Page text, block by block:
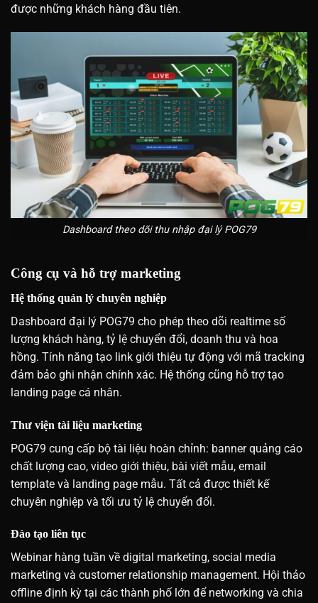
được những khách hàng đầu tiên.
Dashboard theo dõi thu nhập đại lý POG79
Công cụ và hỗ trợ marketing
Hệ thống quản lý chuyên nghiệp
Dashboard đại lý POG79 cho phép theo dõi realtime số
lượng khách hàng, tỷ lệ chuyển đổi, doanh thu và hoa
hồng. Tính năng tạo link giới thiệu tự động với mã tracking
đảm bảo ghi nhận chính xác. Hệ thống cũng hỗ trợ tạo
landing page cá nhân.
Thư viện tài liệu marketing
POG79 cung cấp bộ tài liệu hoàn chỉnh: banner quảng cáo
chất lượng cao, video giới thiệu, bài viết mẫu, email
template và landing page mẫu. Tất cả được thiết kế
chuyên nghiệp và tối ưu tỷ lệ chuyển đổi.
Đào tạo liên tục
Webinar hàng tuần về digital marketing, social media
marketing và customer relationship management. Hội thảo
offline định kỳ tại các thành phố lớn để networking và chia